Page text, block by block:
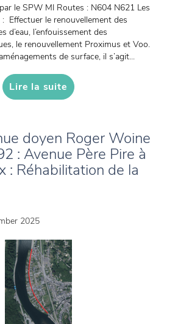
le SPW MI Routes : N604 N621 Les
Effectuer le renouvellement des
d’eau, l’enfouissement des
le renouvellement Proximus et Voo.
de surface, il s’agit...
Lire la suite
doyen Roger Woine
: Avenue Père Pire à
: Réhabilitation de la
2025